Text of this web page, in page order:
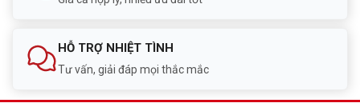
HỖ TRỢ NHIỆT TÌNH
Tư vấn, giải đáp mọi thắc mắc